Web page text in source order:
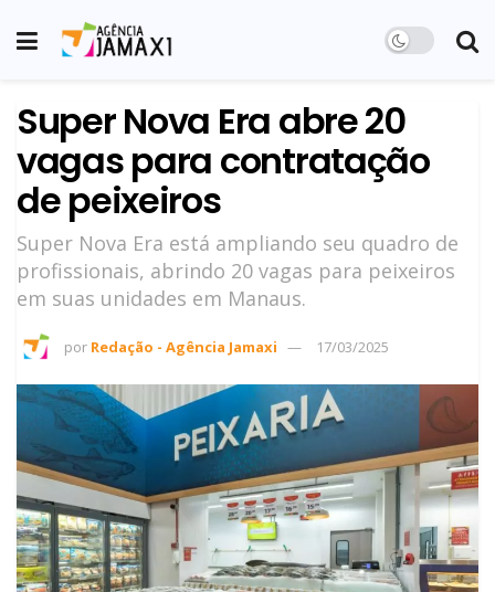
Super Nova Era abre 20
vagas para contratação
de peixeiros
Super Nova Era está ampliando seu quadro de
profissionais, abrindo 20 vagas para peixeiros
em suas unidades em Manaus.
por Redação - Agência Jamaxi 17/03/2025